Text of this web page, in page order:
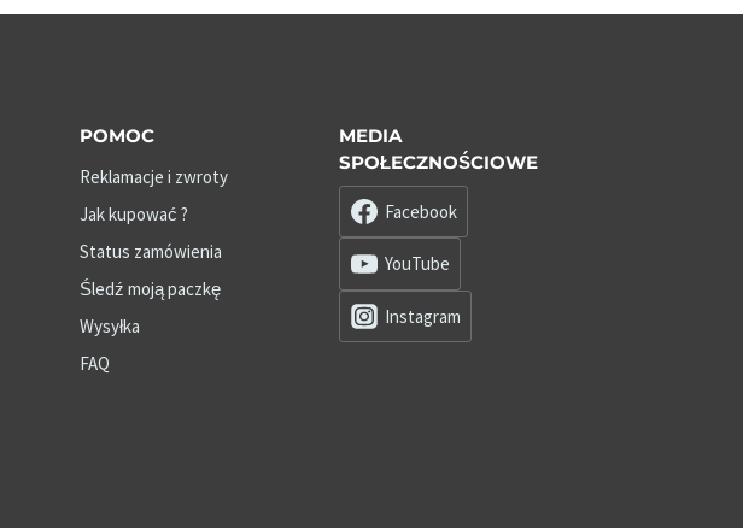
POMOC
Reklamacje i zwroty
Jak kupować ?
Status zamówienia
Śledź moją paczkę
Wysyłka
FAQ
MEDIA
SPOŁECZNOŚCIOWE
Facebook
YouTube
Instagram